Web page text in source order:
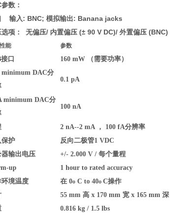
数：
输入: BNC; 模拟输出: Banana jacks
选项： 无偏压/ 内置偏压 (± 90 V DC)/ 外置偏压 (BNC)
能 参数
口
160 mW （需要功率）
minimum DAC分
0.1 pA
minimum DAC分
100 nA
2 nA--2 mA ， 100 fA分辨率
保护
反向二极管1 VDC
器输出电压
+/- 2.000 V / 每个量程
up
1 hour to rated accuracy
环境温度
在 0o C to 40o C操作
55 mm 高 x 170 mm 宽 x 165 mm 深
0.816 kg / 1.5 lbs